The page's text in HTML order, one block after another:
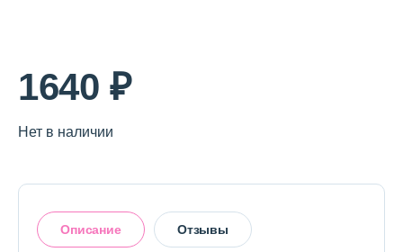
Политика конфиденциальности
Контактная информация
+7 (996) 962 69 66
Телефон Whats’APP Telegram
1640 ₽
Нет в наличии
Описание Отзывы